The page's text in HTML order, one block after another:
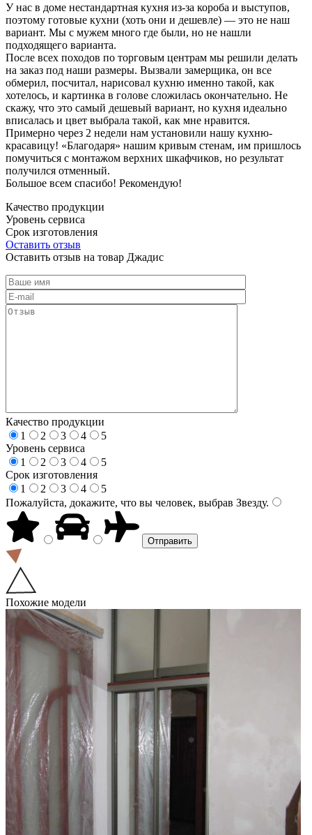
У нас в доме нестандартная кухня из-за короба и выступов,
поэтому готовые кухни (хоть они и дешевле) — это не наш
вариант. Мы с мужем много где были, но не нашли
подходящего варианта.
После всех походов по торговым центрам мы решили делать
на заказ под наши размеры. Вызвали замерщика, он все
обмерил, посчитал, нарисовал кухню именно такой, как
хотелось, и картинка в голове сложилась окончательно. Не
скажу, что это самый дешевый вариант, но кухня идеально
вписалась и цвет выбрала такой, как мне нравится.
Примерно через 2 недели нам установили нашу кухню-
красавицу! «Благодаря» нашим кривым стенам, им пришлось
помучиться с монтажом верхних шкафчиков, но результат
получился отменный.
Большое всем спасибо! Рекомендую!
Качество продукции
Уровень сервиса
Срок изготовления
Оставить отзыв
Оставить отзыв на товар Джадис
Качество продукции
1
2 3 4
5
Уровень сервиса
1
2 3 4
5
Срок изготовления
1
2 3 4
5
Пожалуйста, докажите, что вы человек, выбрав Звезду.
Похожие модели